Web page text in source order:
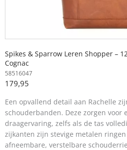
Spikes & Sparrow Leren Shopper –
Cognac
58516047
179,95
Een opvallend detail aan Rachelle
schouderbanden. Deze zorgen voor
draagervaring, zelfs als de tas
zijkanten zijn stevige metalen
afneembare, verstelbare